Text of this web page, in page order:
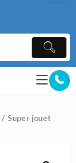
/ Super jouet